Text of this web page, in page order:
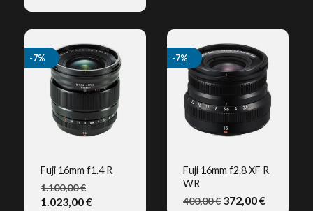
VISTA RÁPIDA
Fuji 16mm f1.4 R
1.100,00 €
1.023,00 €
-7%
Fuji 16mm f2.8 XF R
WR
400,00 € 372,00 €
-7%